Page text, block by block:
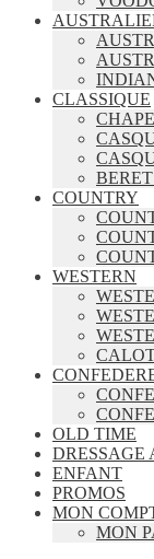
CLASSIQUE
COUNTRY
WESTERN
OLD TIME
DRESSAGE
ENFANT
PROMOS
MON
MON